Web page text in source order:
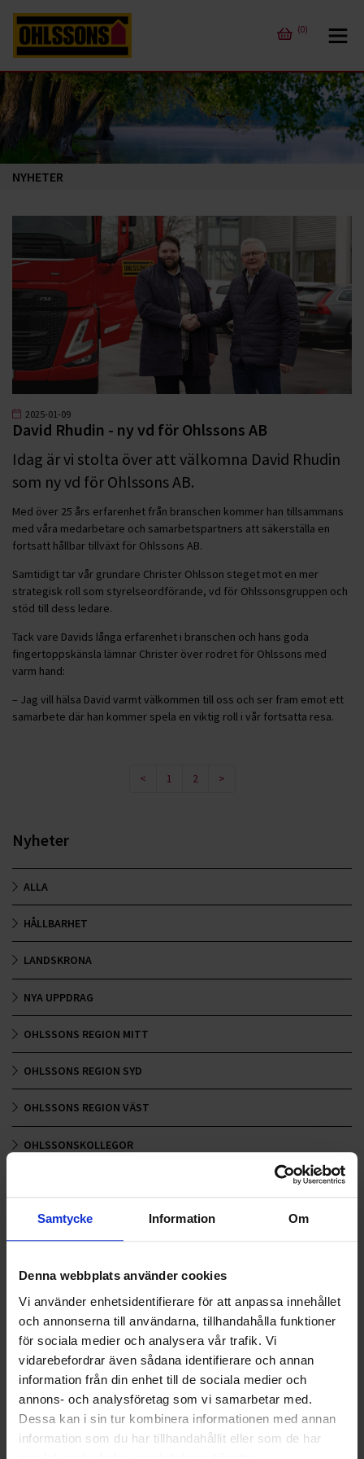
Samtycke Information Om
Denna webbplats använder cookies
Vi använder enhetsidentifierare för att anpassa innehållet
och annonserna till användarna, tillhandahålla funktioner
för sociala medier och analysera vår trafik. Vi
vidarebefordrar även sådana identifierare och annan
information från din enhet till de sociala medier och
annons- och analysföretag som vi samarbetar med.
Dessa kan i sin tur kombinera informationen med annan
information som du har tillhandahållit eller som de har
(0)
NYHETER
2025-01-09
David Rhudin - ny vd för Ohlssons AB
Idag är vi stolta över att välkomna David Rhudin
som ny vd för Ohlssons AB.
Med över 25 års erfarenhet från branschen kommer han tillsammans
med våra medarbetare och samarbetspartners att säkerställa en
fortsatt hållbar tillväxt för Ohlssons AB.
Samtidigt tar vår grundare Christer Ohlsson steget mot en mer
strategisk roll som styrelseordförande, vd för Ohlssonsgruppen och
stöd till dess ledare.
Tack vare Davids långa erfarenhet i branschen och hans goda
fingertoppskänsla lämnar Christer över rodret för Ohlssons med
varm hand:
– Jag vill hälsa David varmt välkommen till oss och ser fram emot ett
samarbete där han kommer spela en viktig roll i vår fortsatta resa.
< 1 2 >
Nyheter
ALLA
HÅLLBARHET
LANDSKRONA
NYA UPPDRAG
OHLSSONS REGION MITT
OHLSSONS REGION SYD
OHLSSONS REGION VÄST
OHLSSONSKOLLEGOR
SAMARBETEN